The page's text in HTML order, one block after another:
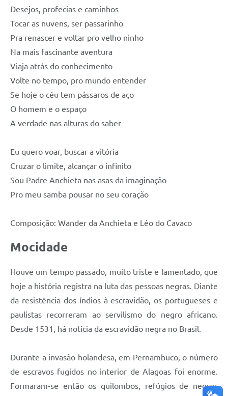
Desejos, profecias e caminhos
Tocar as nuvens, ser passarinho
Pra renascer e voltar pro velho ninho
Na mais fascinante aventura
Viaja atrás do conhecimento
Volte no tempo, pro mundo entender
Se hoje o céu tem pássaros de aço
O homem e o espaço
A verdade nas alturas do saber
Eu quero voar, buscar a vitória
Cruzar o limite, alcançar o infinito
Sou Padre Anchieta nas asas da imaginação
Pro meu samba pousar no seu coração
Composição: Wander da Anchieta e Léo do Cavaco
Mocidade
Houve um tempo passado, muito triste e lamentado, que
hoje a história registra na luta das pessoas negras. Diante
da resistência dos índios à escravidão, os portugueses e
paulistas recorreram ao servilismo do negro africano.
Desde 1531, há notícia da escravidão negra no Brasil.
Durante a invasão holandesa, em Pernambuco, o número
de escravos fugidos no interior de Alagoas foi enorme.
Formaram-se então os quilombos, refúgios de negros